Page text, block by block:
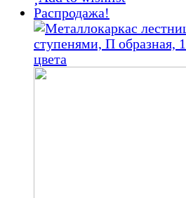
25
000,00 ₽.
Распродажа!